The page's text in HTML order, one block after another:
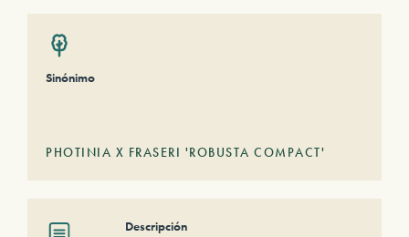
Sinónimo
PHOTINIA X FRASERI 'ROBUSTA COMPACT'
Descripción